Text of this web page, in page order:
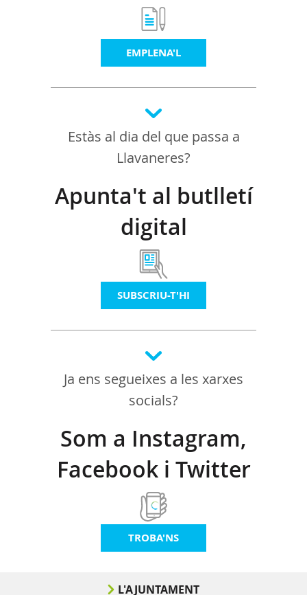
EMPLENA'L
Estàs al dia del que passa a
Llavaneres?
Apunta't al butlletí
digital
SUBSCRIU-T'HI
Ja ens segueixes a les xarxes
socials?
Som a Instagram,
Facebook i Twitter
TROBA'NS
L'AJUNTAMENT